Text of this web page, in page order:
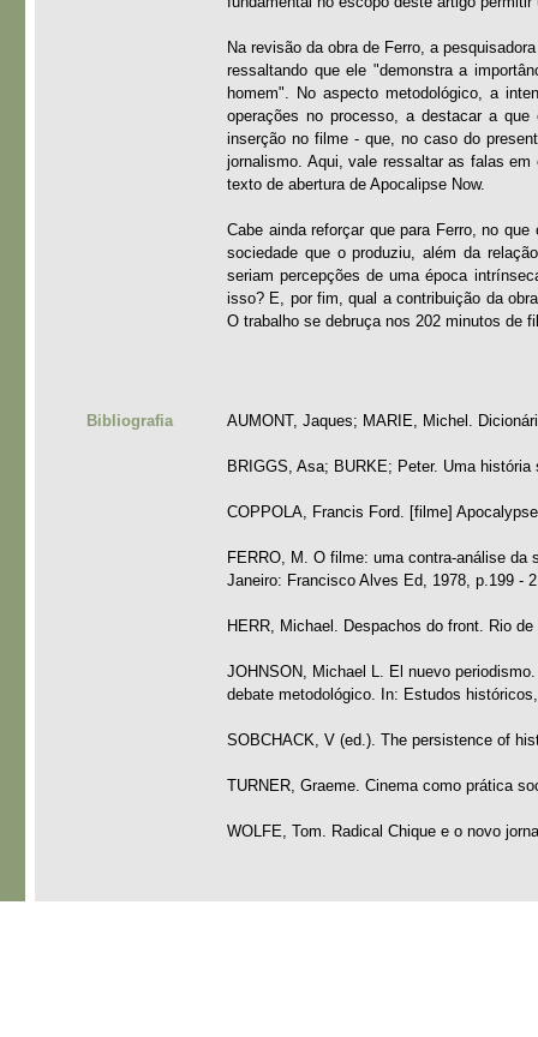
Na revisão da obra de Ferro, a
ressaltando que ele "demonstra a
homem". No aspecto metodológico, a
operações no processo, a destacar a
inserção no filme - que, no caso do
jornalismo. Aqui, vale ressaltar as falas
texto de abertura de Apocalipse Now.
Cabe ainda reforçar que para Ferro, no
sociedade que o produziu, além da
seriam percepções de uma época
isso? E, por fim, qual a contribuição da
O trabalho se debruça nos 202 minutos de
Bibliografia AUMONT, Jaques; MARIE, Michel.
BRIGGS, Asa; BURKE; Peter. Uma
COPPOLA, Francis Ford. [filme]
FERRO, M. O filme: uma contra-análise
Janeiro: Francisco Alves Ed, 1978, p.199 -
HERR, Michael. Despachos do front. Rio
JOHNSON, Michael L. El nuevo
debate metodológico. In: Estudos
SOBCHACK, V (ed.). The persistence of
TURNER, Graeme. Cinema como prática
WOLFE, Tom. Radical Chique e o novo